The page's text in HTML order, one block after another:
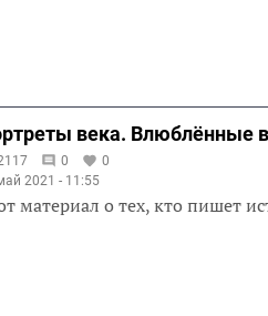
века. Влюблённые в
0
0
2021 - 11:55
материал о тех, кто пишет